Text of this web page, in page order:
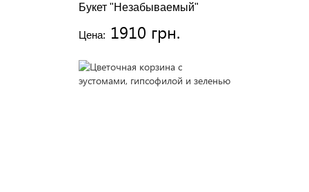
Букет "Незабываемый"
Цена: 1910 грн.